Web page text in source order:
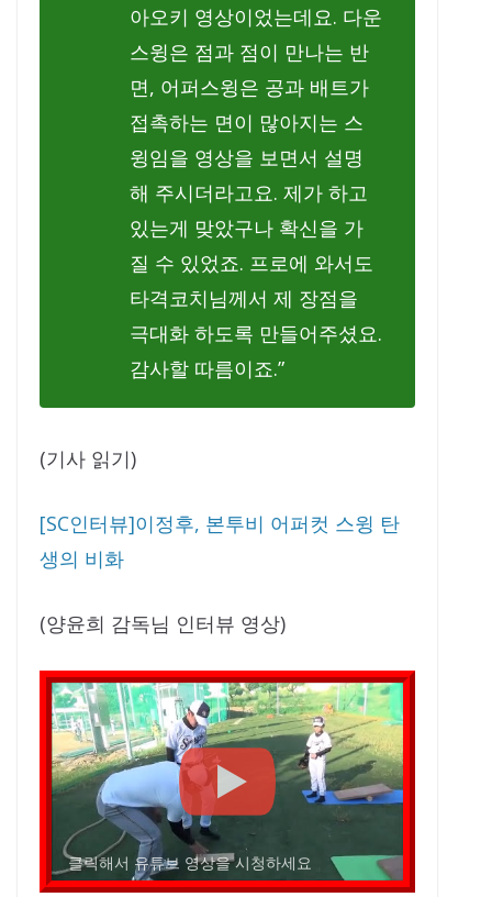
아오키 영상이었는데요. 다운
스윙은 점과 점이 만나는 반
면, 어퍼스윙은 공과 배트가
접촉하는 면이 많아지는 스
윙임을 영상을 보면서 설명
해 주시더라고요. 제가 하고
있는게 맞았구나 확신을 가
질 수 있었죠. 프로에 와서도
타격코치님께서 제 장점을
극대화 하도록 만들어주셨요.
감사할 따름이죠.”
(기사 읽기)
[SC인터뷰]이정후, 본투비 어퍼컷 스윙 탄
생의 비화
(양윤희 감독님 인터뷰 영상)
클릭해서 유튜브 영상을 시청하세요